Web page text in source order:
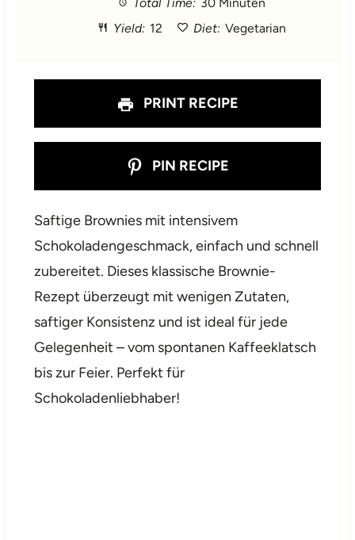
a
r
s
a
s
a
s
a
s
a
Yield: 12 Diet: Vegetarian
PRINT RECIPE
PIN RECIPE
Saftige Brownies mit intensivem
Schokoladengeschmack, einfach und schnell
zubereitet. Dieses klassische Brownie-
Rezept überzeugt mit wenigen Zutaten,
saftiger Konsistenz und ist ideal für jede
Gelegenheit – vom spontanen Kaffeeklatsch
bis zur Feier. Perfekt für
Schokoladenliebhaber!